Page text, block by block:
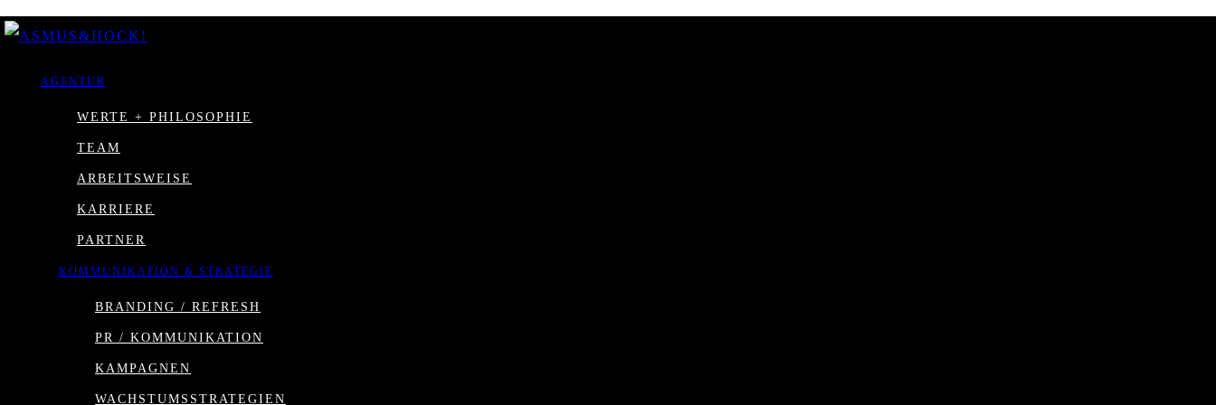
AGENTUR
WERTE + PHILOSOPHIE
TEAM
ARBEITSWEISE
KARRIERE
PARTNER
KOMMUNIKATION & STRATEGIE
BRANDING / REFRESH
PR / KOMMUNIKATION
KAMPAGNEN
WACHSTUMSSTRATEGIEN